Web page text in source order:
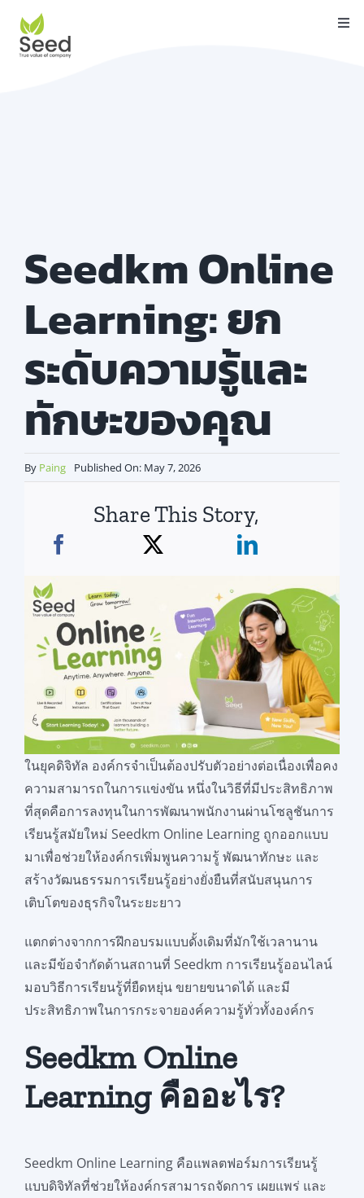
content
หน้าแรก
บล็อค
คู่มือ
ดาวน์โหลด
สมัครใช้บริการ
SeedkmOnline
Learning:ยก
ระดับความรู้และ
ทักษะของคุณ
By Paing Published On: May 7, 2026
Share This Story,
ในยุคดิจิทัล องค์กรจำเป็นต้องปรับตัวอย่างต่อเนื่องเพื่อคง
ความสามารถในการแข่งขัน หนึ่งในวิธีที่มีประสิทธิภาพ
ที่สุดคือการลงทุนในการพัฒนาพนักงานผ่านโซลูชันการ
เรียนรู้สมัยใหม่ Seedkm Online Learning ถูกออกแบบ
มาเพื่อช่วยให้องค์กรเพิ่มพูนความรู้ พัฒนาทักษะ และ
สร้างวัฒนธรรมการเรียนรู้อย่างยั่งยืนที่สนับสนุนการ
เติบโตของธุรกิจในระยะยาว
แตกต่างจากการฝึกอบรมแบบดั้งเดิมที่มักใช้เวลานาน
และมีข้อจำกัดด้านสถานที่ Seedkm การเรียนรู้ออนไลน์
มอบวิธีการเรียนรู้ที่ยืดหยุ่น ขยายขนาดได้ และมี
ประสิทธิภาพในการกระจายองค์ความรู้ทั่วทั้งองค์กร
Seedkm Online
Learning คืออะไร?
Seedkm Online Learning คือแพลตฟอร์มการเรียนรู้
แบบดิจิทัลที่ช่วยให้องค์กรสามารถจัดการ เผยแพร่ และ